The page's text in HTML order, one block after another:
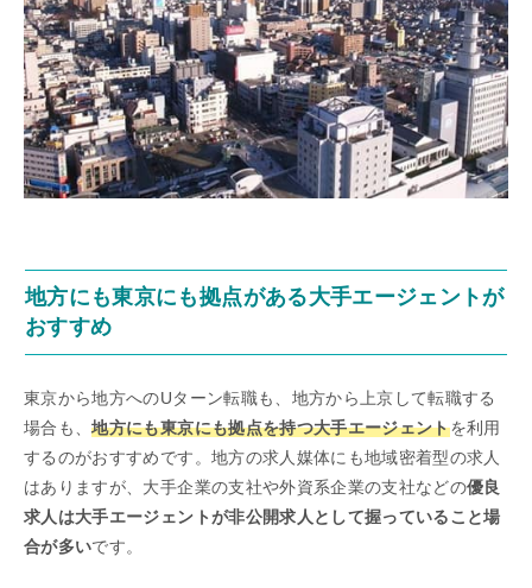
地方にも東京にも拠点がある大手エージェントが
おすすめ
東京から地方へのUターン転職も、地方から上京して転職する
場合も、地方にも東京にも拠点を持つ大手エージェントを利用
するのがおすすめです。地方の求人媒体にも地域密着型の求人
はありますが、大手企業の支社や外資系企業の支社などの優良
求人は大手エージェントが非公開求人として握っていること場
合が多いです。